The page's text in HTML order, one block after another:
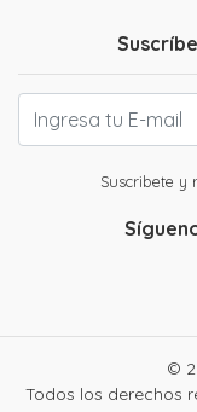
Suscribete y
©
Todos los derechos